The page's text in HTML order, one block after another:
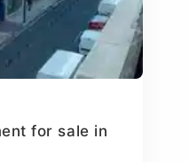
for sale in